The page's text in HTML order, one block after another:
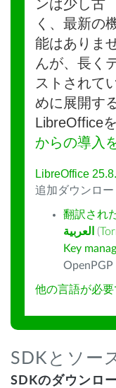
ンは少し古
く、最新の
能はありま
んが、長く
ストされて
めに展開す
LibreOffice
からの導入
LibreOffice
追加ダウンロー
翻訳され
العربية
(
Key
他の言語が必要
SDKとソー
SDKのダウンロ